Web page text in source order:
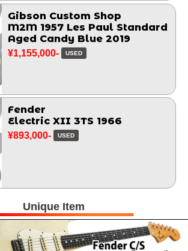
Gibson Custom Shop
M2M 1957 Les Paul Standard
Aged Candy Blue 2019
¥1,155,000- USED
Fender
Electric XII 3TS 1966
¥893,000- USED
Unique Item